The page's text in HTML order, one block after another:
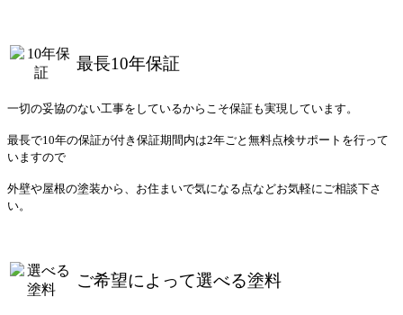
最長10年保証
一切の妥協のない工事をしているからこそ保証も実現しています。
最長で10年の保証が付き保証期間内は2年ごと無料点検サポートを⾏って
いますので
外壁や屋根の塗装から、お住まいで気になる点などお気軽にご相談下さ
い。
ご希望によって選べる塗料